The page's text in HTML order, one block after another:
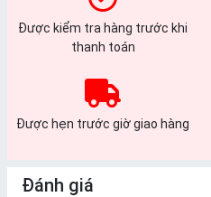
Được kiểm tra hàng trước khi
thanh toán
Được hẹn trước giờ giao hàng
Đánh giá